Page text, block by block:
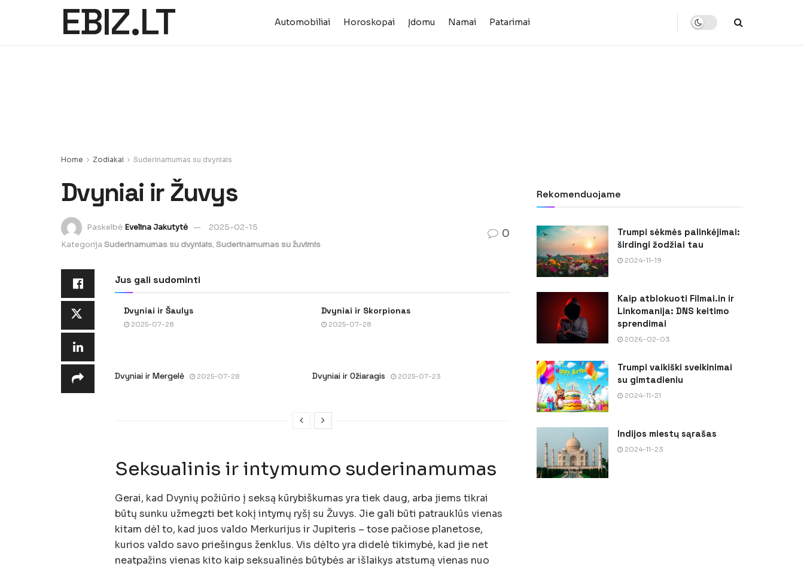
EBIZ.LT Automobiliai Horoskopai Įdomu Namai Patarimai
Home Zodiakai Suderinamumas su dvyniais
Dvyniai ir Žuvys
Paskelbė Evelina Jakutytė
2025-02-15
Kategorija Suderinamumas su dvyniais,Suderinamumas su žuvimis
0
Jus gali sudominti
Dvyniai ir Šaulys
2025-07-28
Dvyniai ir Skorpionas
2025-07-28
Dvyniai ir Mergelė 2025-07-28 Dvyniai ir Ožiaragis 2025-07-23
Seksualinis ir intymumo suderinamumas
Gerai, kad Dvynių požiūrio į seksą kūrybiškumas yra tiek daug, arba jiems tikrai
būtų sunku užmegzti bet kokį intymų ryšį su Žuvys. Jie gali būti patrauklūs vienas
kitam dėl to, kad juos valdo Merkurijus ir Jupiteris – tose pačiose planetose,
kurios valdo savo priešingus ženklus. Vis dėlto yra didelė tikimybė, kad jie net
neatpažins vienas kito kaip seksualinės būtybės ar išlaikys atstumą vienas nuo
Rekomenduojame
Trumpi sėkmės palinkėjimai:
širdingi žodžiai tau
2024-11-19
Kaip atblokuoti Filmai.in ir
Linkomanija: DNS keitimo
sprendimai
2026-02-03
Trumpi vaikiški sveikinimai
su gimtadieniu
2024-11-21
Indijos miestų sąrašas
2024-11-23